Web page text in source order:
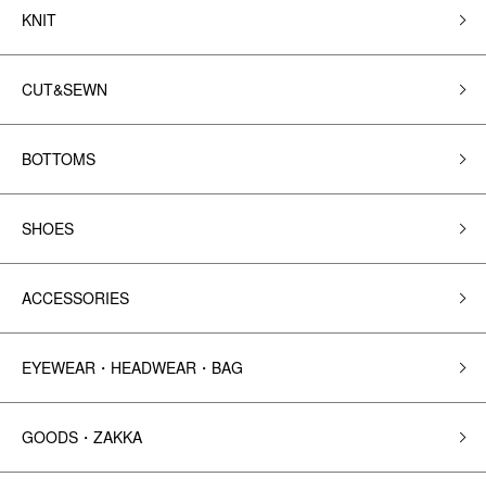
KNIT
CUT&SEWN
BOTTOMS
SHOES
ACCESSORIES
EYEWEAR・HEADWEAR・BAG
GOODS・ZAKKA